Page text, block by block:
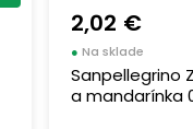
2,02 €
● Na sklade
Sanpellegrino
a mandarínka